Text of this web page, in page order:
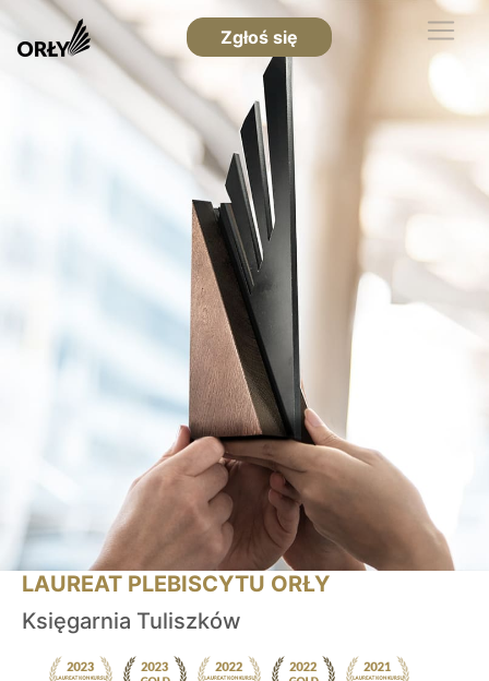
Zgłoś się
LAUREAT PLEBISCYTU ORŁY
Księgarnia Tuliszków